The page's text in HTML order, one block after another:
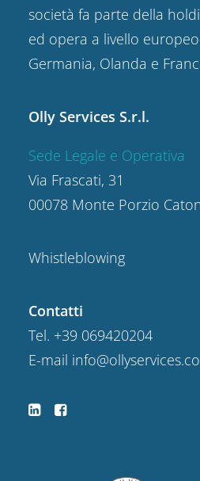
società fa parte della
ed opera a livello
Germania, Olanda e
Olly Services S.r.l.
Sede Legale e Operativa
Via Frascati, 31
00078 Monte Porzio
Whistleblowing
Contatti
Tel. +39 069420204
E-mail